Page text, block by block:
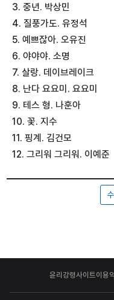
3. 중년. 박상민
4. 질풍가도. 유정석
5. 예쁘잖아. 오유진
6. 야야야. 소명
7. 살랑. 데이브레이크
8. 난다 요요미. 요요미
9. 테스 형. 나훈아
10. 꽃. 지수
11. 핑계. 김건모
12. 그리워 그리워. 이예준
윤리강령사이트이용